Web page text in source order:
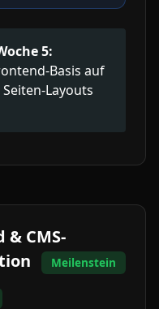
5:
Basis auf
Layouts
& CMS-
Meilenstein